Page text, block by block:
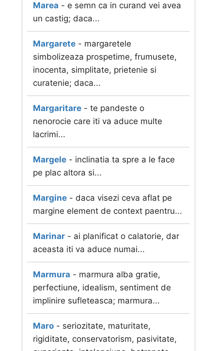
Marea - e semn ca in curand vei avea
un castig; daca...
Margarete - margaretele
simbolizeaza prospetime, frumusete,
inocenta, simplitate, prietenie si
curatenie; daca...
Margaritare - te pandeste o
nenorocie care iti va aduce multe
lacrimi...
Margele - inclinatia ta spre a le face
pe plac altora si...
Margine - daca visezi ceva aflat pe
margine element de context paentru...
Marinar - ai planificat o calatorie, dar
aceasta iti va aduce numai...
Marmura - marmura alba gratie,
perfectiune, idealism, sentiment de
implinire sufleteasca; marmura...
Maro - seriozitate, maturitate,
rigiditate, conservatorism, pasivitate,